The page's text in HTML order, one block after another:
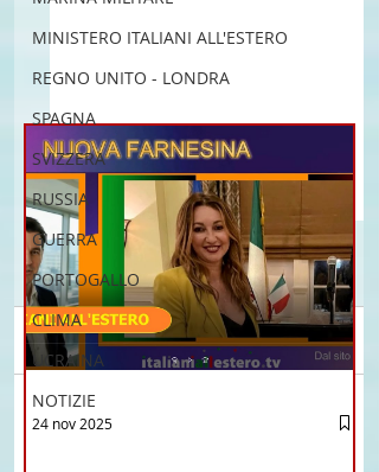
MINISTERO ITALIANI ALL'ESTERO
REGNO UNITO - LONDRA
SPAGNA
SVIZZERA
RUSSIA
GUERRA
PORTOGALLO
CLIMA
UCRAINA
NOTIZIE
Brasile La Storia del
Commenti
Scrivi un commento...
24 nov 2025